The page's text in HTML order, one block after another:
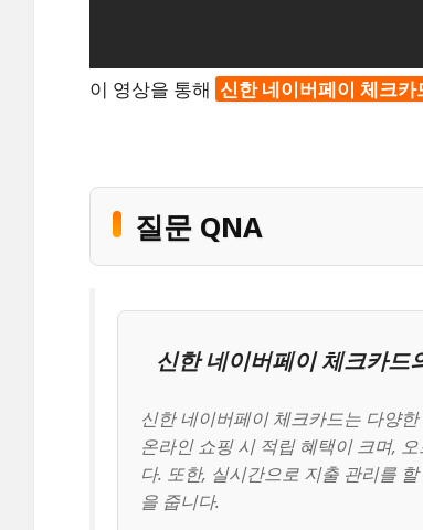
이 영상을 통해 신한 네이버페이 체크
질문 QNA
신한 네이버페이 체크카드
신한 네이버페이 체크카드는 다양
온라인 쇼핑 시 적립 혜택이 크며,
다. 또한, 실시간으로 지출 관리를
을 줍니다.